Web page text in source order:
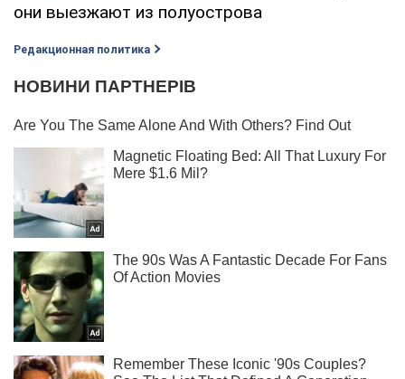
они выезжают из полуострова
Редакционная политика